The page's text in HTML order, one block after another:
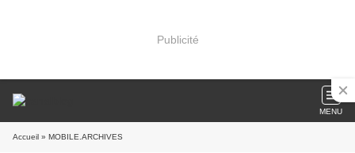
Publicité
MENU
Accueil » MOBILE.ARCHIVES